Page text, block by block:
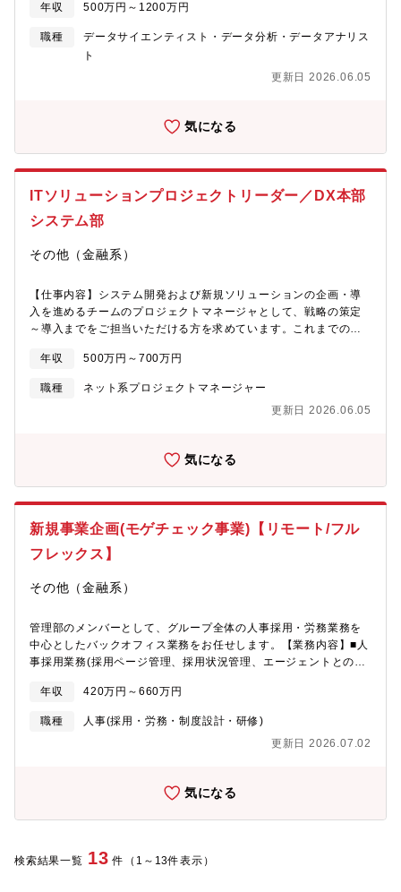
し、そのプロセスを「AI-Ready」な状態へ昇華させることがミッ
ションです。【具体的な業務内容】入社後は、基幹となる「予測
モデル構築」、挑戦的な「生成AI活用」に加え、それらを支える
「AI-Readyな基盤の整備」まで、一気通貫でプロジェクトをリー
ドしていただきます。【主な業務】AI審査モデル（与信モデル）
アリングモデル）の開発モデル精度向上のための、オルタナティ
た、社内業務効率化（例：審査補助、社内ナレッジ検索）のため
のAIエージェント開発B2C（入居者様）向けサービスのUXを向上
MLOps/LLMOpsの推進と分析環境の高度化:データエンジニアと
な学習データを安定供給するためのデータ品質管理プロセスや、
特徴量を管理するフィーチャーストアの導入を検討・推進し、組
織全体のAI開発効率を底上げする【開発環境・使用ツール
（例）】現在、Microsoft Azureを中心としたAI-Readyな分析基
盤/DWH: Microsoft Fabric (Synapse Analytics, Data Factory
等)ML/AIプラットフォーム: Azure Machine Learning (MLOps基
の仕事の魅力】「守り」と「攻め」の両輪:会社の利益に直結する
堅実な「AI審査モデル構築（守り）」と、最先端の「生成AI活用
によるサービス創出（攻め）」の両方に携われる、稀有なキャリ
アを築けますAI-Readyな組織を作る経験:単にモデルを作るだけで
なく、MLOpsやデータガバナンスを含めた「AIが当たり前に使わ
れる環境」そのものを設計・構築する経験が積めますFinTech×不
動産×最新AIの最前線:レガシーな側面が残る不動産業界におい
して活躍できます裁量と成長環境:分析テーマの選定から技術選定
し、データサイエンス組織を牽引するリーダーとしての成長も期
待できます
年収 500万円～1200万円
職種
データサイエンティスト・データ分析・データアナリス
ト
更新日 2026.06.05
気になる
ITソリューションプロジェクトリーダー／DX本部
システム部
その他（金融系）
【仕事内容】システム開発および新規ソリューションの企画・導
入を進めるチームのプロジェクトマネージャとして、戦略の策定
～導入までをご担当いただける方を求めています。これまでの経
与して頂きます。・DXを推進するためのシステム開発プロジェク
トの統括・推進(プロジェクト計画策定・プロジェクト体制組成を
含む)・ワークスタイル変革を支えるITソリューションの導入・展
開(プロジェクト運営を含む)【詳細】・システム開発のプロジェク
開発プロジェクトおよび新規ソリューションの企画から主体的に
C#・Python・JavaScript・OS：Windows Server・IDE：
ータ処理・分析ツール：H2O Driverless AI・Power BI・仮想
化・コンテナツール：Docker・クラウド：Azure・Aws・
Zoom・Backlog
年収 500万円～700万円
職種
ネット系プロジェクトマネージャー
更新日 2026.06.05
気になる
新規事業企画(モゲチェック事業)【リモート/フル
フレックス】
その他（金融系）
管理部のメンバーとして、グループ全体の人事採用・労務業務を
中心としたバックオフィス業務をお任せします。【業務内容】■人
事採用業務(採用ページ管理、採用状況管理、エージェントとのコ
務（グループ子会社含む社内の勤怠管理等労務管理等）■その他バ
ックオフィス業務【配属予定部署】■管理部└取締役CFO└執行役
員 兼 管理部長(採用担当)└メンバー4名：経理担当2名(うち1名が
労務も担当)、コーポレートIT担当1名、庶務担当1名※35～43歳
方以降在宅など、柔軟に就業しています。【魅力・やりがい】■ご
通じた成長ができます。■残業ゼロが原則であるため、ライフワー
クバランスの充実が見込めます。■全社在籍メンバーは全員中途社
年収 420万円～660万円
職種
人事(採用・労務・制度設計・研修)
更新日 2026.07.02
気になる
検索結果一覧 13 件（1～13件表示）